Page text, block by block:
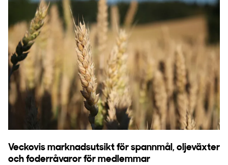
Veckovis marknadsutsikt för spannmål, oljeväxter
och foderråvaror för medlemmar